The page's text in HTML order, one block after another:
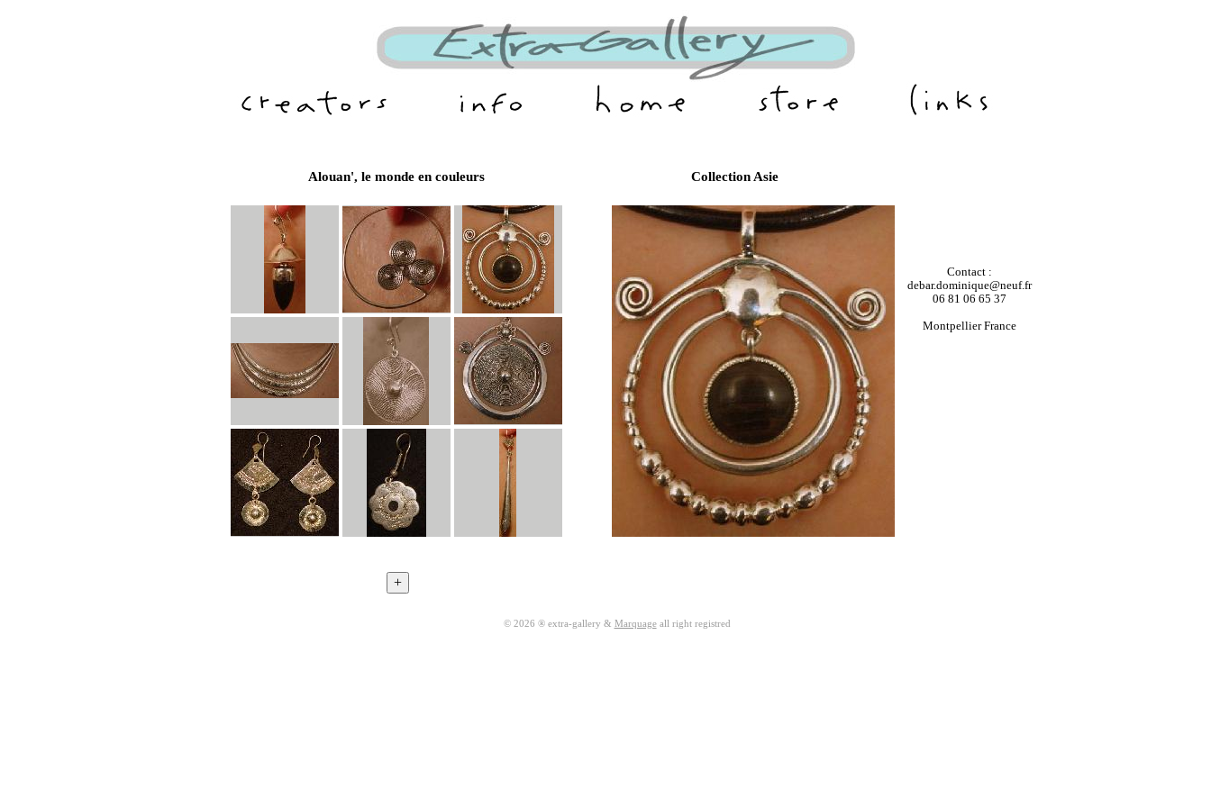
Alouan', le monde en couleurs Collection Asie
Contact :
debar.dominique@neuf.fr
06 81 06 65 37
Montpellier France
© 2026 ® extra-gallery & Marquageall right registred